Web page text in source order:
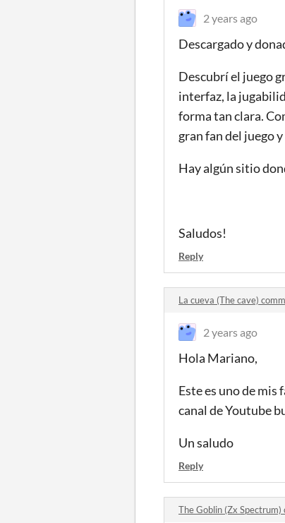
2 years ago
Descargado y
Descubrí el juego
interfaz, la
forma tan clara.
gran fan del juego
Hay algún sitio
Saludos!
Reply
La cueva (The cave)
2 years ago
Hola Mariano,
Este es uno de
canal de Youtube
Un saludo
Reply
The Goblin (Zx Spectrum)